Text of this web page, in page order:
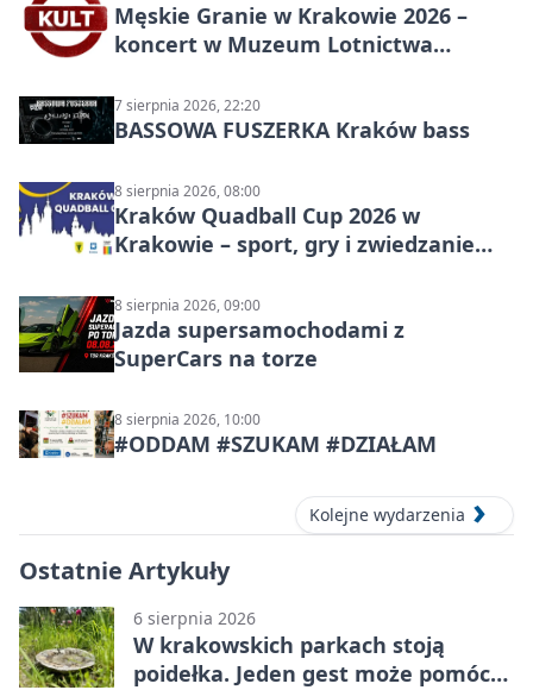
Męskie Granie w Krakowie 2026 –
koncert w Muzeum Lotnictwa
7 sierpnia 2026, 22:20
BASSOWA FUSZERKA Kraków bass
8 sierpnia 2026, 08:00
Kraków Quadball Cup 2026 w
Krakowie – sport, gry i zwiedzanie
8 sierpnia 2026, 09:00
Jazda supersamochodami z
SuperCars na torze
8 sierpnia 2026, 10:00
#ODDAM #SZUKAM #DZIAŁAM
Kolejne wydarzenia
Ostatnie Artykuły
6 sierpnia 2026
W krakowskich parkach stoją
poidełka. Jeden gest może pomóc